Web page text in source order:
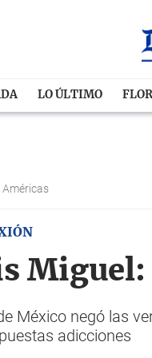
LO ÚLTIMO
Américas
Miguel:
México negó las
adicciones